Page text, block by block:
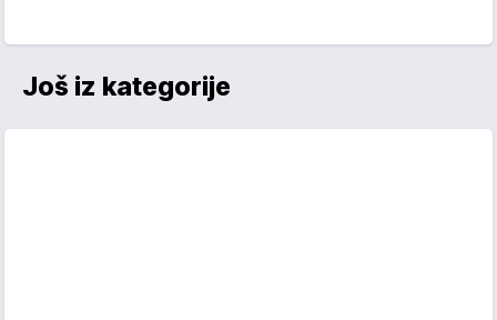
Još iz kategorije